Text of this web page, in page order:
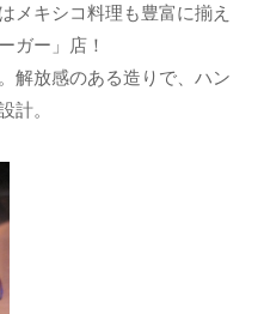
メキシコ料理も豊富に揃え
ガー」店！
解放感のある造りで、ハン
計。